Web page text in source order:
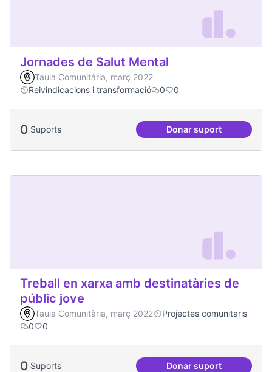
Jornades de Salut Mental
Taula Comunitària, març 2022
Reivindicacions i transformació
0 0
0 Suports Donar suportJornades de Salut
Treball en xarxa amb destinatàries de
públic jove
Taula Comunitària, març 2022
Projectes comunitaris
0
0
0 Suports Donar suport